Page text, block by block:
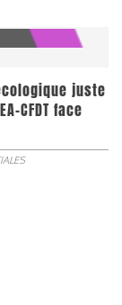
juste
CFDT face